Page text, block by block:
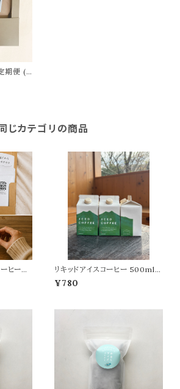
期便 (2
じカテゴリの商品
ヒーセ
リキッドアイスコーヒー 500ml
（無糖）
¥780